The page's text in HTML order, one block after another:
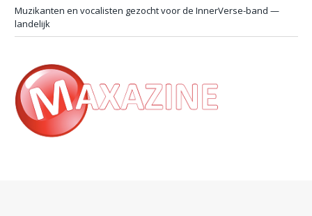
Muzikanten en vocalisten gezocht voor de InnerVerse-band —
landelijk